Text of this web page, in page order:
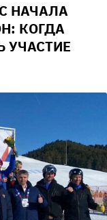
НАЧАЛА
КОГДА
УЧАСТИЕ